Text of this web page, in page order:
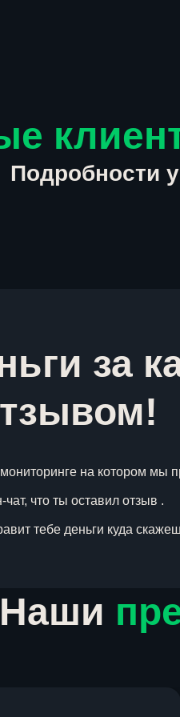
Подробности
за
на котором мы
что ты оставил отзыв .
тебе деньги куда
Наши